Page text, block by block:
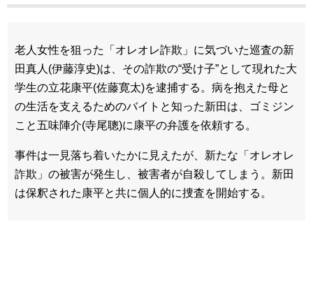
老人女性を狙った「オレオレ詐欺」に気づいた巡査の新
田真人(伊藤淳史)は、その詐欺の“受け子”として現れた大
学生の立花康平(佐藤寛太)を逮捕する。病を抱えた母と
の生活を支えるためのバイトと知った新田は、ゴミジン
こと五味陣介(寺尾聰)に康平の弁護を依頼する。
事件は一見落ち着いたかに見えたが、新たな「オレオレ
詐欺」の被害が発生し、被害者が自殺してしまう。新田
は保釈された康平と共に個人的に捜査を開始する。